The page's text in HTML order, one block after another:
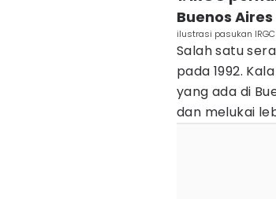
Buenos Aires
ilustrasi pasukan
Salah satu
pada 1992.
yang ada di
dan melukai